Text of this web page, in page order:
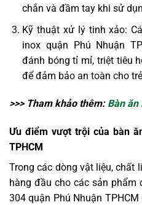
chắn và đầm tay khi sử
Kỹ thuật xử lý tinh xảo:
inox quận Phú Nhuận
đánh bóng tỉ mỉ, triệt tiêu
để đảm bảo an toàn cho
>>> Tham khảo thêm: Bàn ăn
Ưu điểm vượt trội của bàn
TPHCM
Trong các dòng vật liệu, chất
hàng đầu cho các sản phẩm
304 quận Phú Nhuận